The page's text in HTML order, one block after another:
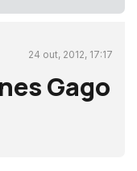
24 out, 2012, 17:17
Gago